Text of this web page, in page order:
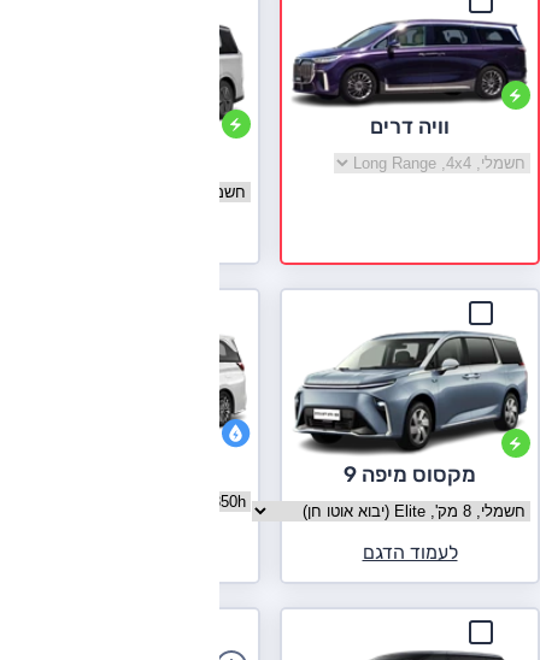
וויה דרים
בחר גרסה וויה דרים
בחר גרסה מקסוס מיפה 7
מקסוס מיפה 9
בחר גרסה מקסוס מיפה 9
לעמוד הדגם
בחר גרסה לקסוס LM